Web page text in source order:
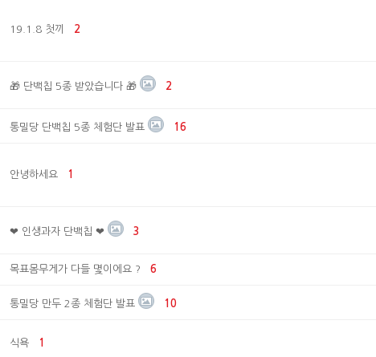
19.1.8 첫끼 2
🎁 단백칩 5종 받았습니다 🎁 2
통밀당 단백칩 5종 체험단 발표 16
안녕하세요 1
❤ 인생과자 단백칩 ❤ 3
목표몸무게가 다들 몇이에요 ? 6
통밀당 만두 2종 체험단 발표 10
식욕 1